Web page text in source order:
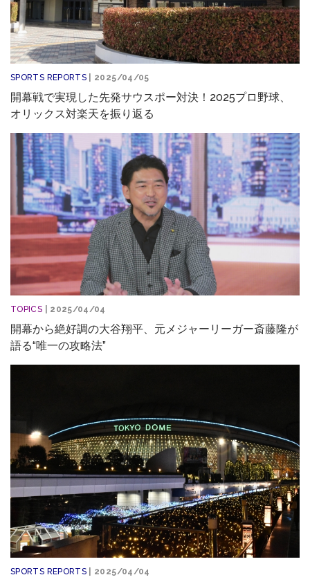
SPORTS REPORTS | 2025/04/05
開幕戦で実現した先発サウスポー対決！2025プロ野球、
オリックス対楽天を振り返る
TOPICS | 2025/04/04
開幕から絶好調の大谷翔平、元メジャーリーガー斎藤隆が
語る“唯一の攻略法”
SPORTS REPORTS | 2025/04/04